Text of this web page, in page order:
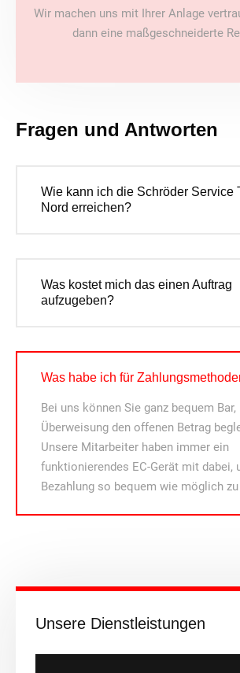
Unsere Dienstleistungen
Wir machen uns mit Ihrer Anlage
dann eine maßgeschneiderte
Fragen und Antworten
Wie kann ich die Schröder Service
Nord erreichen?
Was kostet mich das einen Auftrag
aufzugeben?
Was habe ich für
Bei uns können Sie ganz bequem Bar,
Überweisung den offenen Betrag
Unsere Mitarbeiter haben immer ein
funktionierendes EC-Gerät mit dabei,
Bezahlung so bequem wie möglich